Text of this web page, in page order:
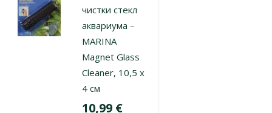
чистки стекл
аквариума –
MARINA
Magnet Glass
Cleaner, 10,5 x
4 см
Цена
10,99 €